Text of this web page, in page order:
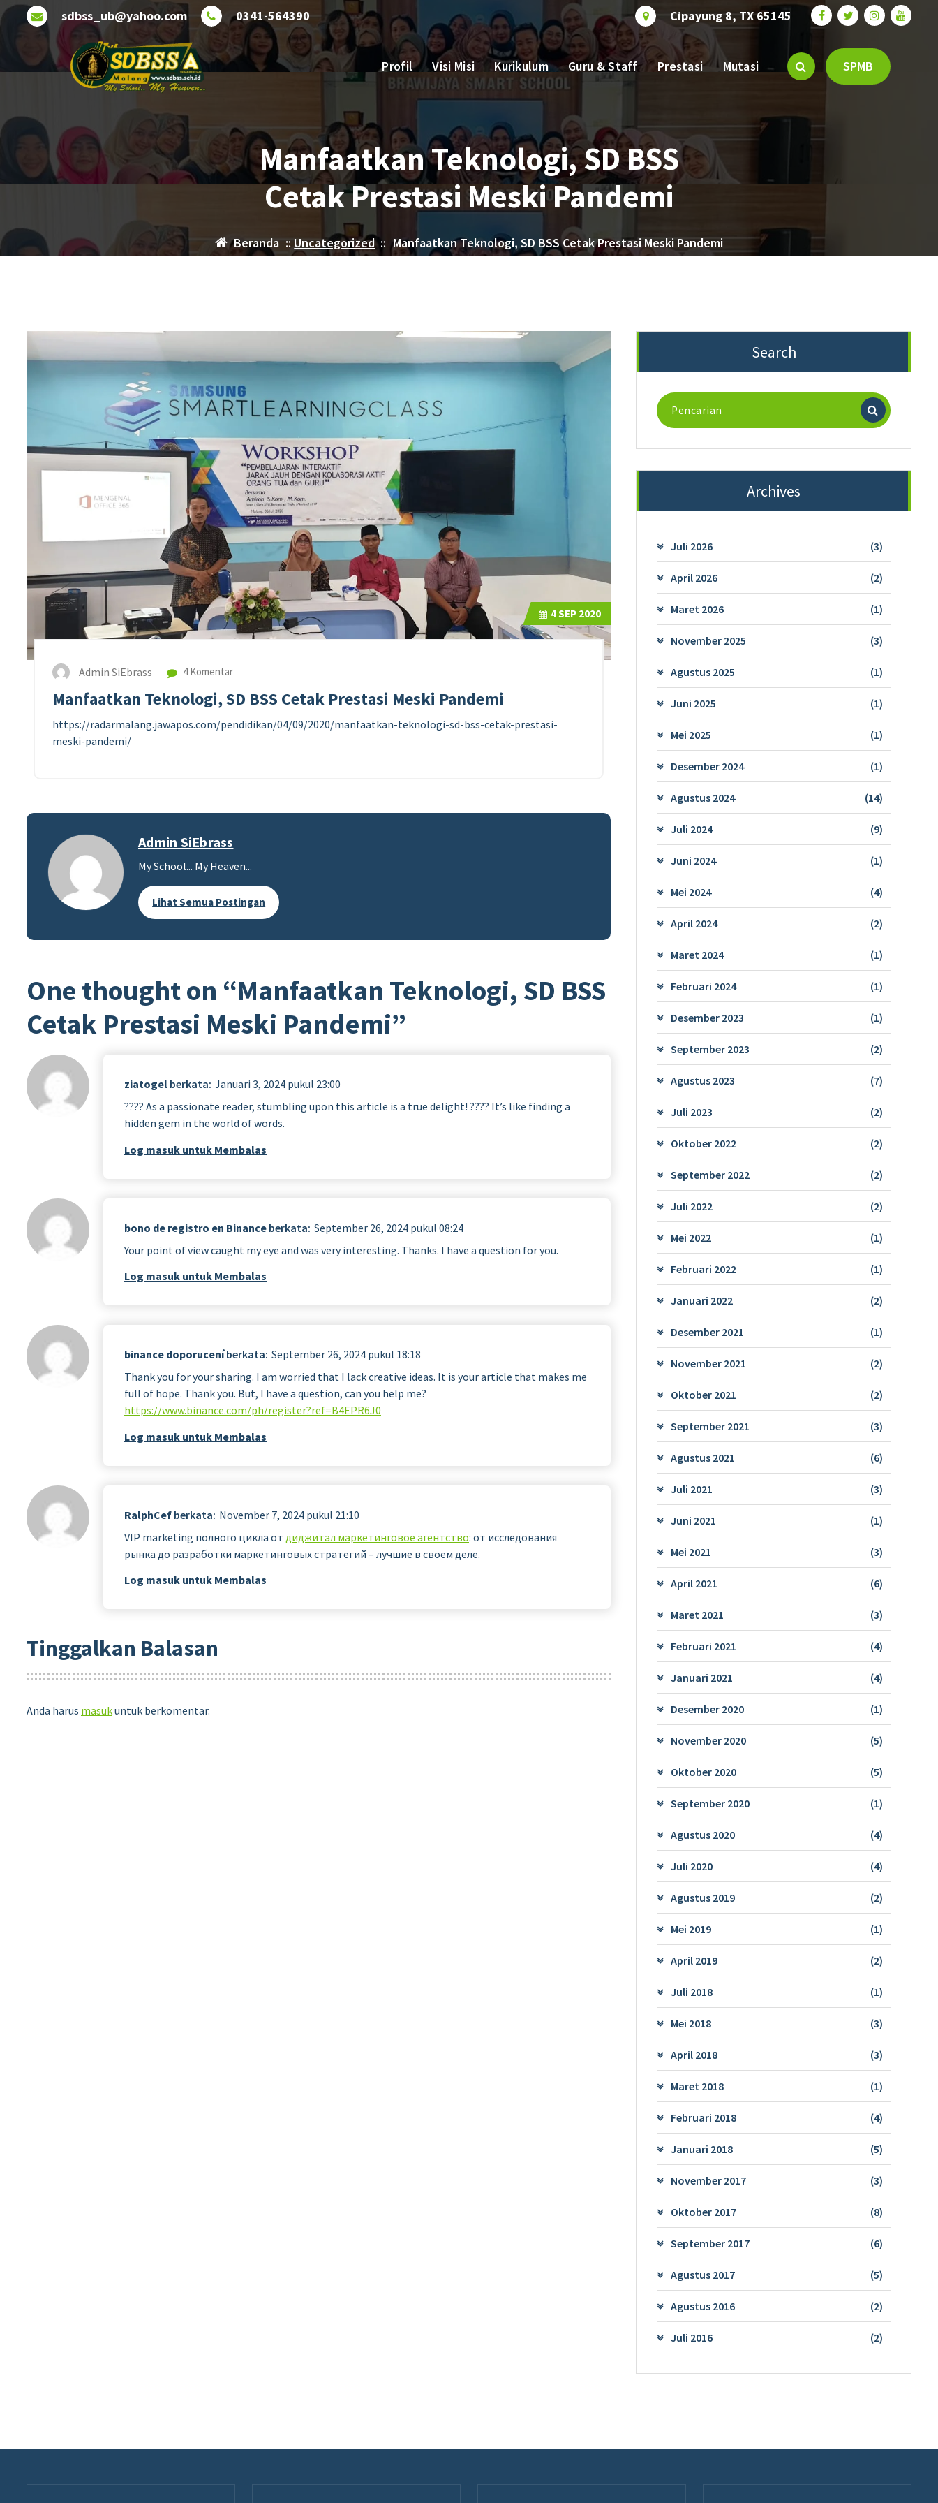
Lewati
ke
sdbss_ub@yahoo.com 0341-564390 Cipayung 8, TX 65145
Profil Visi Misi Kurikulum Guru & Staff Prestasi Mutasi SPMB
Manfaatkan Teknologi, SD BSS
Cetak Prestasi Meski Pandemi
Beranda :: Uncategorized:: Manfaatkan Teknologi, SD BSS Cetak Prestasi Meski Pandemi
4SEP 2020
Admin SiEbrass 4 Komentar
Manfaatkan Teknologi, SD BSS Cetak Prestasi Meski Pandemi
https://radarmalang.jawapos.com/pendidikan/04/09/2020/manfaatkan-teknologi-sd-bss-cetak-prestasi-
meski-pandemi/
Admin SiEbrass
My School... My Heaven...
Lihat Semua Postingan
One thought on “Manfaatkan Teknologi, SD BSS
Cetak Prestasi Meski Pandemi”
ziatogel berkata: Januari 3, 2024 pukul 23:00
???? As a passionate reader, stumbling upon this article is a true delight! ???? It’s like finding a
hidden gem in the world of words.
Log masuk untuk Membalas
bono de registro en Binance berkata: September 26, 2024 pukul 08:24
Your point of view caught my eye and was very interesting. Thanks. I have a question for you.
Log masuk untuk Membalas
binance doporucení berkata: September 26, 2024 pukul 18:18
Thank you for your sharing. I am worried that I lack creative ideas. It is your article that makes me
full of hope. Thank you. But, I have a question, can you help me?
https://www.binance.com/ph/register?ref=B4EPR6J0
Log masuk untuk Membalas
RalphCef berkata: November 7, 2024 pukul 21:10
VIP marketing полного цикла от диджитал маркетинговое агентство: от исследования
рынка до разработки маркетинговых стратегий – лучшие в своем деле.
Log masuk untuk Membalas
Tinggalkan Balasan
Anda harus masukuntuk berkomentar.
Search
Pencarian
untuk:
Archives
Juli 2026 (3)
April 2026 (2)
Maret 2026 (1)
November 2025 (3)
Agustus 2025 (1)
Juni 2025 (1)
Mei 2025 (1)
Desember 2024 (1)
Agustus 2024 (14)
Juli 2024 (9)
Juni 2024 (1)
Mei 2024 (4)
April 2024 (2)
Maret 2024 (1)
Februari 2024 (1)
Desember 2023 (1)
September 2023 (2)
Agustus 2023 (7)
Juli 2023 (2)
Oktober 2022 (2)
September 2022 (2)
Juli 2022 (2)
Mei 2022 (1)
Februari 2022 (1)
Januari 2022 (2)
Desember 2021 (1)
November 2021 (2)
Oktober 2021 (2)
September 2021 (3)
Agustus 2021 (6)
Juli 2021 (3)
Juni 2021 (1)
Mei 2021 (3)
April 2021 (6)
Maret 2021 (3)
Februari 2021 (4)
Januari 2021 (4)
Desember 2020 (1)
November 2020 (5)
Oktober 2020 (5)
September 2020 (1)
Agustus 2020 (4)
Juli 2020 (4)
Agustus 2019 (2)
Mei 2019 (1)
April 2019 (2)
Juli 2018 (1)
Mei 2018 (3)
April 2018 (3)
Maret 2018 (1)
Februari 2018 (4)
Januari 2018 (5)
November 2017 (3)
Oktober 2017 (8)
September 2017 (6)
Agustus 2017 (5)
Agustus 2016 (2)
Juli 2016 (2)